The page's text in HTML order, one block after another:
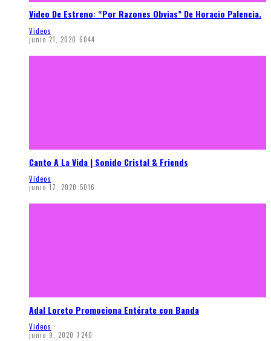
Video De Estreno: “Por Razones Obvias” De Horacio Palencia.
Videos
junio 21, 2020 6044
Canto A La Vida | Sonido Cristal & Friends
Videos
junio 17, 2020 5016
Adal Loreto Promociona Entérate con Banda
Videos
junio 9, 2020 7240